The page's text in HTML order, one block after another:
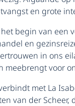
en grote
begin van
en
in ons
voor
met La
van der